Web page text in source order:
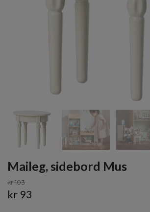
Maileg, sidebord Mus
kr 103
kr 93